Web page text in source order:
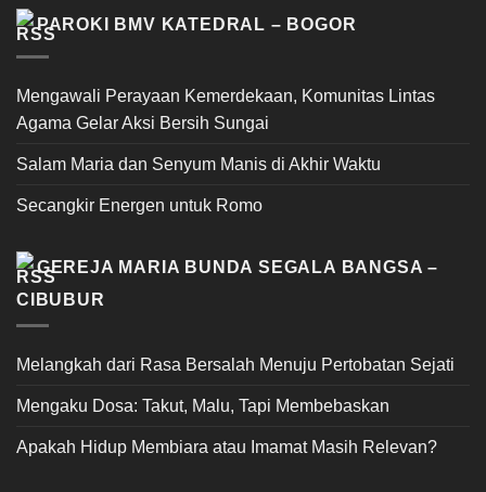
PAROKI BMV KATEDRAL – BOGOR
Mengawali Perayaan Kemerdekaan, Komunitas Lintas
Agama Gelar Aksi Bersih Sungai
Salam Maria dan Senyum Manis di Akhir Waktu
Secangkir Energen untuk Romo
GEREJA MARIA BUNDA SEGALA BANGSA –
CIBUBUR
Melangkah dari Rasa Bersalah Menuju Pertobatan Sejati
Mengaku Dosa: Takut, Malu, Tapi Membebaskan
Apakah Hidup Membiara atau Imamat Masih Relevan?